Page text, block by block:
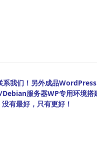
我们！另外成品
服务器WP专用环境
有最好，只有更好！